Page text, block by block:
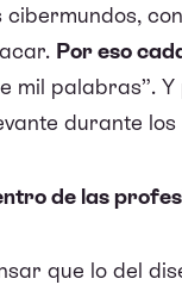
cibermundos,
Por eso
mil palabras”.
durante los
de las
que lo del